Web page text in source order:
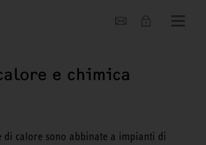
e chimica
di calore sono abbinate a impianti di